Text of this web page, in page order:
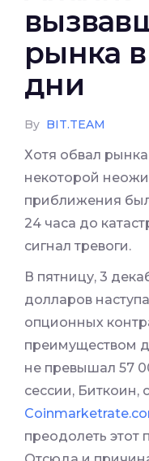
рынка
дни
By BIT.TEAM
Хотя обвал
некоторой
приближения
24 часа до
сигнал тревоги.
В пятницу, 3
долларов
опционных
преимуществом
не превышал 57
сессии, Биткоин,
преодолеть этот